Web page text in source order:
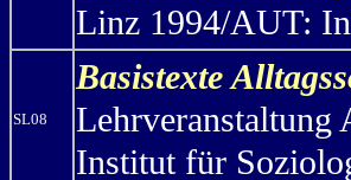
Linz 1994/AUT:
SL08
Basistexte
Institut für